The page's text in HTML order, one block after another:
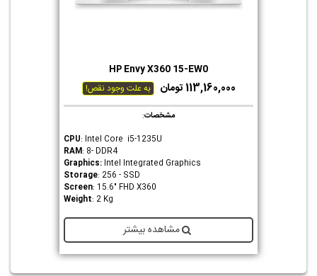
HP Envy X360 15-EW0
113,160,000 تومان به علت وجود نقص!
مشخصات:
CPU: Intel Core i5-1235U
RAM: 8- DDR4
Graphics: Intel Integrated Graphics
Storage: 256 - SSD
Screen: 15.6" FHD X360
Weight: 2 Kg
مشاهده بیشتر